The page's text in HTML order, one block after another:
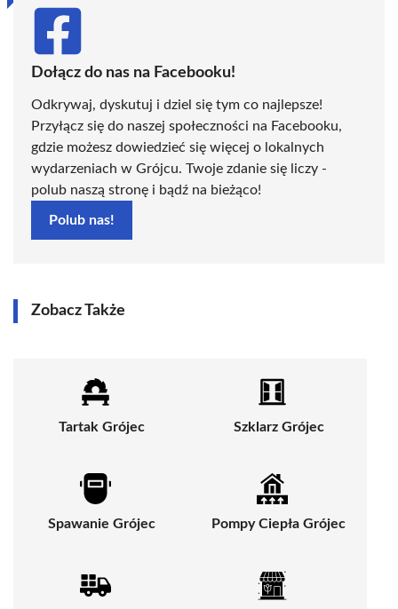
Dołącz do nas na Facebooku!
Odkrywaj, dyskutuj i dziel się tym co najlepsze!
Przyłącz się do naszej społeczności na Facebooku,
gdzie możesz dowiedzieć się więcej o lokalnych
wydarzeniach w Grójcu. Twoje zdanie się liczy -
polub naszą stronę i bądź na bieżąco!
Polub nas!
Zobacz Także
Tartak Grójec Szklarz Grójec
Spawanie Grójec Pompy Ciepła Grójec